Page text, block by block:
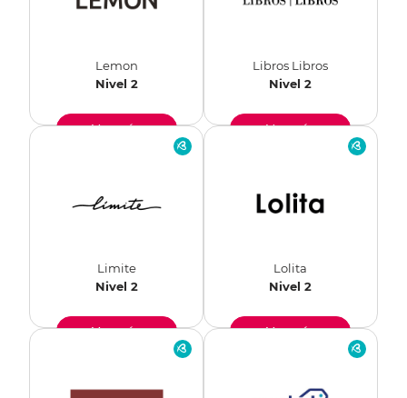
Lemon
Nivel 2
Ver más
Libros Libros
Nivel 2
Ver más
Limite
Nivel 2
Ver más
Lolita
Nivel 2
Ver más